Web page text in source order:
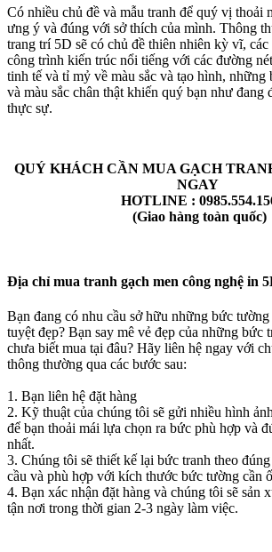
Có nhiều chủ đề và mẫu tranh để quý vị thoải
ưng ý và đúng với sở thích của mình. Thông
trang trí 5D sẽ có chủ đề thiên nhiên kỳ vĩ, các
công trình kiến trúc nổi tiếng với các đường
tinh tế và tỉ mỷ về màu sắc và tạo hình, những
và màu sắc chân thật khiến quý bạn như
thực sự.
QUÝ KHÁCH CẦN MUA GẠCH
NGAY
HOTLINE :
(Giao hàng toàn quốc)
Địa chỉ mua tranh gạch men công nghệ in
Bạn đang có nhu cầu sở hữu những bức
tuyệt đẹp? Bạn say mê vẻ đẹp của những bức
chưa biết mua tại đâu? Hãy liên hệ ngay với
thông thường qua các bước sau:
1. Bạn liên hệ đặt hàng
2. Kỹ thuật của chúng tôi sẽ gửi nhiều hình
để bạn thoải mái lựa chọn ra bức phù hợp và
nhất.
3. Chúng tôi sẽ thiết kế lại bức tranh theo
cầu và phù hợp với kích thước bức tường cần
4. Bạn xác nhận đặt hàng và chúng tôi sẽ sản
tận nơi trong thời gian 2-3 ngày làm việc.